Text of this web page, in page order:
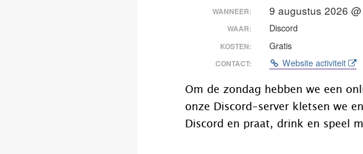
WANNEER: 9 augustus 2026
WAAR: Discord
KOSTEN: Gratis
CONTACT: Website activiteit
Om de zondag hebben we een
onze Discord-server kletsen we
Discord en praat, drink en speel